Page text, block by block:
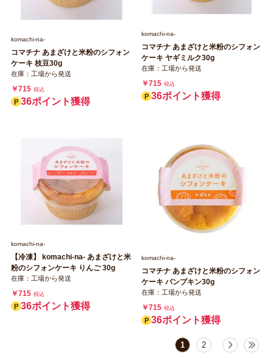
komachi‐na‐
コマチナ あまざけと米粉のシフォン
ケーキ 枝豆30g
在庫：工場から発送
￥715 税込
36ポイント獲得
komachi‐na‐
コマチナ あまざけと米粉のシフォン
ケーキ ヤギミルク30g
在庫：工場から発送
￥715 税込
36ポイント獲得
komachi‐na‐
【冷凍】 komachi‐na‐ あまざけと米
粉のシフォンケーキ りんご 30g
在庫：工場から発送
￥715 税込
36ポイント獲得
komachi‐na‐
コマチナ あまざけと米粉のシフォン
ケーキ パンプキン30g
在庫：工場から発送
￥715 税込
36ポイント獲得
1 2